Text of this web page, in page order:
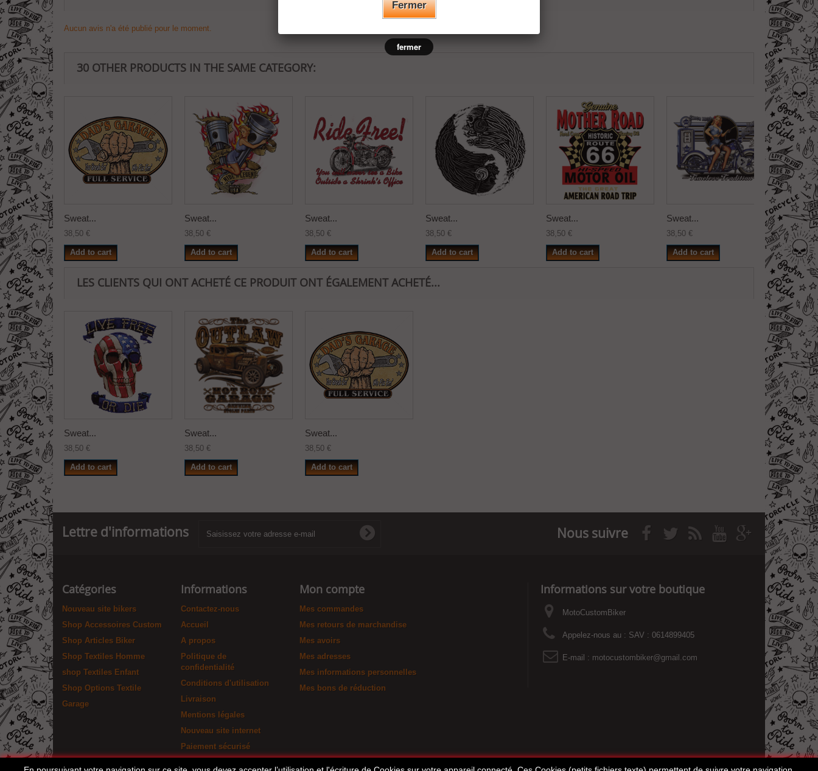
Aucun avis n'a été publié pour le moment.
30 OTHER PRODUCTS IN THE SAME CATEGORY:
Sweat...
38,50 €
Add to cart
Sweat...
38,50 €
Add to cart
Sweat...
38,50 €
Add to cart
Sweat...
38,50 €
Add to cart
Sweat...
38,50 €
Add to cart
Sweat...
38,50 €
Add to cart
38,50 €
Add
LES CLIENTS QUI ONT ACHETÉ CE PRODUIT ONT ÉGALEMENT ACHETÉ...
Sweat...
38,50 €
Add to cart
Sweat...
38,50 €
Add to cart
Sweat...
38,50 €
Add to cart
Lettre d'informations Nous suivre
Catégories
Nouveau site bikers
Shop Accessoires Custom
Shop Articles Biker
Shop Textiles Homme
shop Textiles Enfant
Shop Options Textile
Garage
Informations
Contactez-nous
Accueil
A propos
Politique de
confidentialité
Conditions d'utilisation
Livraison
Mentions légales
Nouveau site internet
Paiement sécurisé
Mon compte
Mes commandes
Mes retours de marchandise
Mes avoirs
Mes adresses
Mes informations personnelles
Mes bons de réduction
Informations sur votre boutique
MotoCustomBiker
Appelez-nous au : SAV : 0614899405
E-mail : motocustombiker@gmail.com
Fermer
fermer